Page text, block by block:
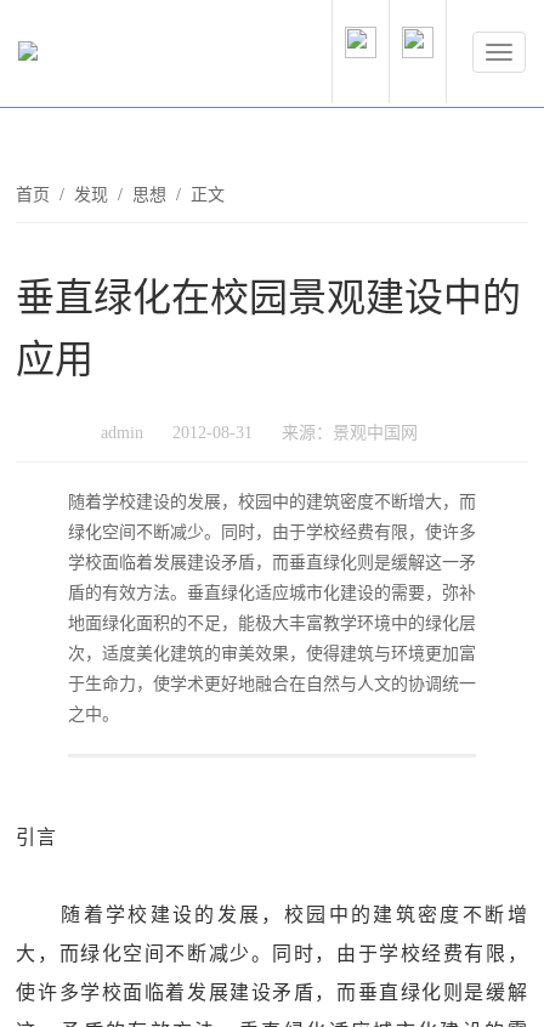
首页 /发现 / 思想 / 正文
垂直绿化在校园景观建设中的
应用
admin 2012-08-31 来源：景观中国网
随着学校建设的发展，校园中的建筑密度不断增大，而
绿化空间不断减少。同时，由于学校经费有限，使许多
学校面临着发展建设矛盾，而垂直绿化则是缓解这一矛
盾的有效方法。垂直绿化适应城市化建设的需要，弥补
地面绿化面积的不足，能极大丰富教学环境中的绿化层
次，适度美化建筑的审美效果，使得建筑与环境更加富
于生命力，使学术更好地融合在自然与人文的协调统一
之中。
引言
随着学校建设的发展，校园中的建筑密度不断增
大，而绿化空间不断减少。同时，由于学校经费有限，
使许多学校面临着发展建设矛盾，而垂直绿化则是缓解